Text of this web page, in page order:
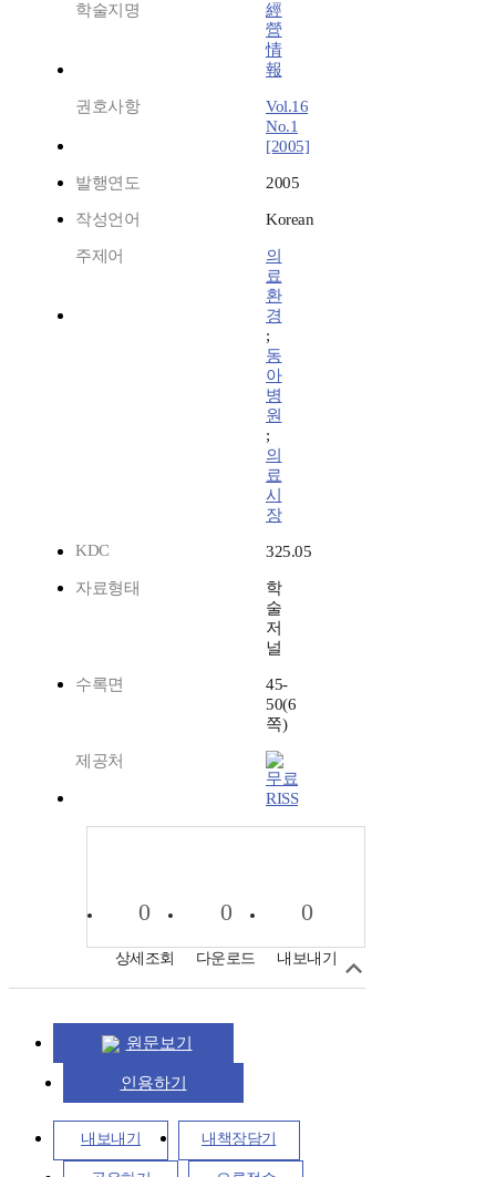
학술지명
經
營
情
報
권호사항
Vol.16
No.1
[2005]
발행연도 2005
작성언어 Korean
주제어
의
료
환
경
;
동
아
병
원
;
의
료
시
장
KDC
325.05
자료형태
학
술
저
널
수록면
45-
50(6
쪽)
제공처
RISS
0
상세조회
0
다운로드
0
내보내기
원문보기
인용하기
내보내기 내책장담기